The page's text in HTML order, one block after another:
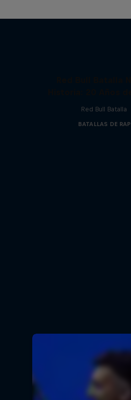
Red Bull Batalla
BATALLAS DE RAP